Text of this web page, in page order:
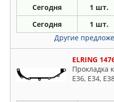
Сегодня 1 шт.
Сегодня 1 шт.
Другие
ELRING
Прокладка
E36, E34,